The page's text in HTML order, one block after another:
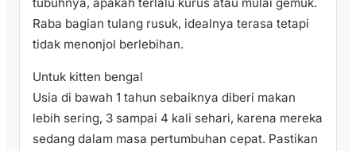
Raba bagian tulang rusuk, idealnya terasa tetapi
tidak menonjol berlebihan.
Untuk kitten bengal
Usia di bawah 1 tahun sebaiknya diberi makan
lebih sering, 3 sampai 4 kali sehari, karena mereka
sedang dalam masa pertumbuhan cepat. Pastikan